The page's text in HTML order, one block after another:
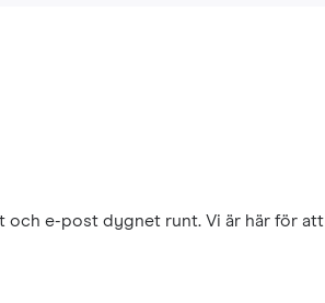
och e-post dygnet runt. Vi är här för att